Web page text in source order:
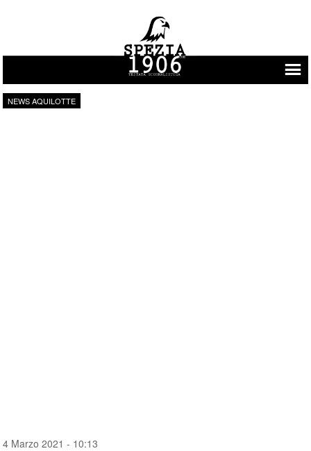
Vai al contenuto
NEWS AQUILOTTE
4 Marzo 2021 - 10:13